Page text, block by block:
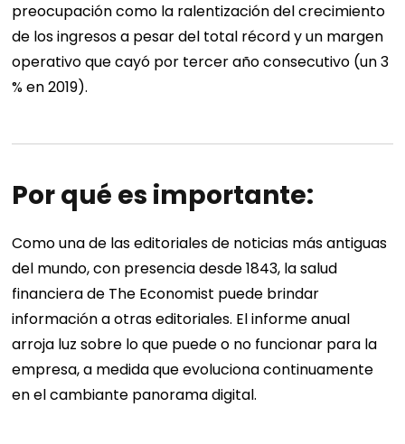
preocupación como la ralentización del crecimiento
de los ingresos a pesar del total récord y un margen
operativo que cayó por tercer año consecutivo (un 3
% en 2019).
Por qué es importante:
Como una de las editoriales de noticias más antiguas
del mundo, con presencia desde 1843, la salud
financiera de The Economist puede brindar
información a otras editoriales. El informe anual
arroja luz sobre lo que puede o no funcionar para la
empresa, a medida que evoluciona continuamente
en el cambiante panorama digital.